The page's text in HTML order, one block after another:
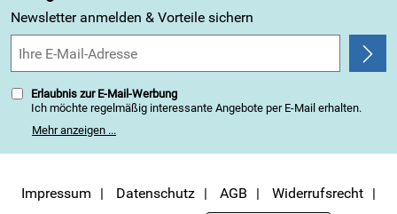
4,9/5
Newsletter anmelden & Vorteile sichern
Erlaubnis zur E-Mail-Werbung
Ich möchte regelmäßig interessante Angebote per E-Mail erhalten.
weitergegeben. Zu statistischen Zwecken wird in anonymer Form
kann ich jederzeit mit Wirkung für die Zukunft widerrufen, indem ich
den Link "Abmelden" am Ende des Newsletters anklicke. Die
Mehr anzeigen ...
Impressum Datenschutz AGB Widerrufsrecht